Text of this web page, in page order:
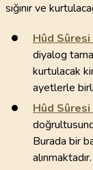
sığınır ve
Hûd Sûresi
diyalog
kurtulacak
ayetlerle
Hûd Sûresi
Burada bir
alınmaktadır.